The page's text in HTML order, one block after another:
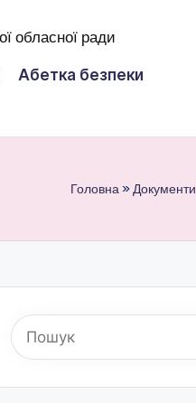
Абетка безпеки
Головна»Документи